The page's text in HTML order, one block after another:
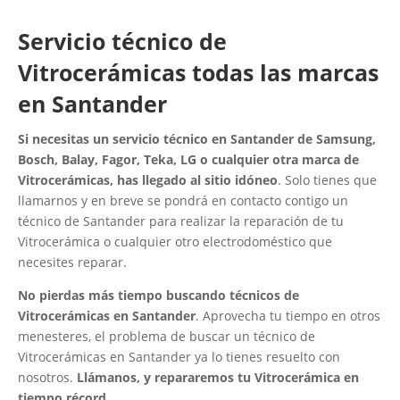
Servicio técnico de
Vitrocerámicas todas las marcas
en Santander
Si necesitas un servicio técnico en Santander de Samsung,
Bosch, Balay, Fagor, Teka, LG o cualquier otra marca de
Vitrocerámicas, has llegado al sitio idóneo. Solo tienes que
llamarnos y en breve se pondrá en contacto contigo un
técnico de Santander para realizar la reparación de tu
Vitrocerámica o cualquier otro electrodoméstico que
necesites reparar.
No pierdas más tiempo buscando técnicos de
Vitrocerámicas en Santander. Aprovecha tu tiempo en otros
menesteres, el problema de buscar un técnico de
Vitrocerámicas en Santander ya lo tienes resuelto con
nosotros. Llámanos, y repararemos tu Vitrocerámica en